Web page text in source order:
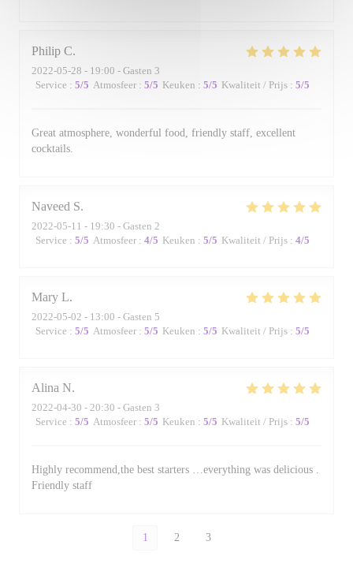
Philip C
2022-05-28 - 19:00 - Gasten 3
Service : 5/5 Atmosfeer : 5/5 Keuken : 5/5 Kwaliteit / Prijs : 5/5
Great atmosphere, wonderful food, friendly staff, excellent
cocktails.
Naveed S
2022-05-11 - 19:30 - Gasten 2
Service : 5/5 Atmosfeer : 4/5 Keuken : 5/5 Kwaliteit / Prijs : 4/5
Mary L
2022-05-02 - 13:00 - Gasten 5
Service : 5/5 Atmosfeer : 5/5 Keuken : 5/5 Kwaliteit / Prijs : 5/5
Alina N
2022-04-30 - 20:30 - Gasten 3
Service : 5/5 Atmosfeer : 5/5 Keuken : 5/5 Kwaliteit / Prijs : 5/5
Highly recommend,the best starters …everything was delicious .
Friendly staff
1 2 3